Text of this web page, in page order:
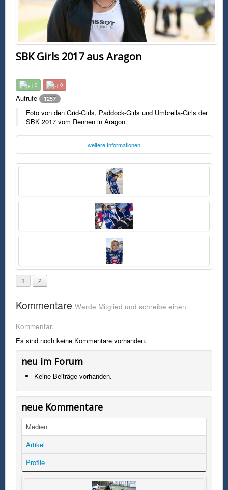
SBK Girls 2017 aus Aragon
0 0
Aufrufe 1257
Foto von den Grid-Girls, Paddock-Girls und Umbrella-Girls der
SBK 2017 vom Rennen in Aragon.
weitere Informationen
Foto:Unbekannt
Freitag, 16. Juni 2017 17:19 Uhr
Foto von den Grid-Girls, Paddock-Girls und Umbrella-Girls der SBK
2017 vom Rennen in Aragon.
1 2
Kommentare Werde Mitglied und schreibe einen
Kommentar.
Es sind noch keine Kommentare vorhanden.
neu im Forum
Keine Beiträge vorhanden.
neue Kommentare
Medien
Artikel
Profile